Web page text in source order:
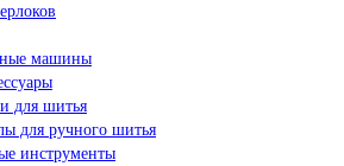
машины
для шитья
для ручного шитья
инструменты